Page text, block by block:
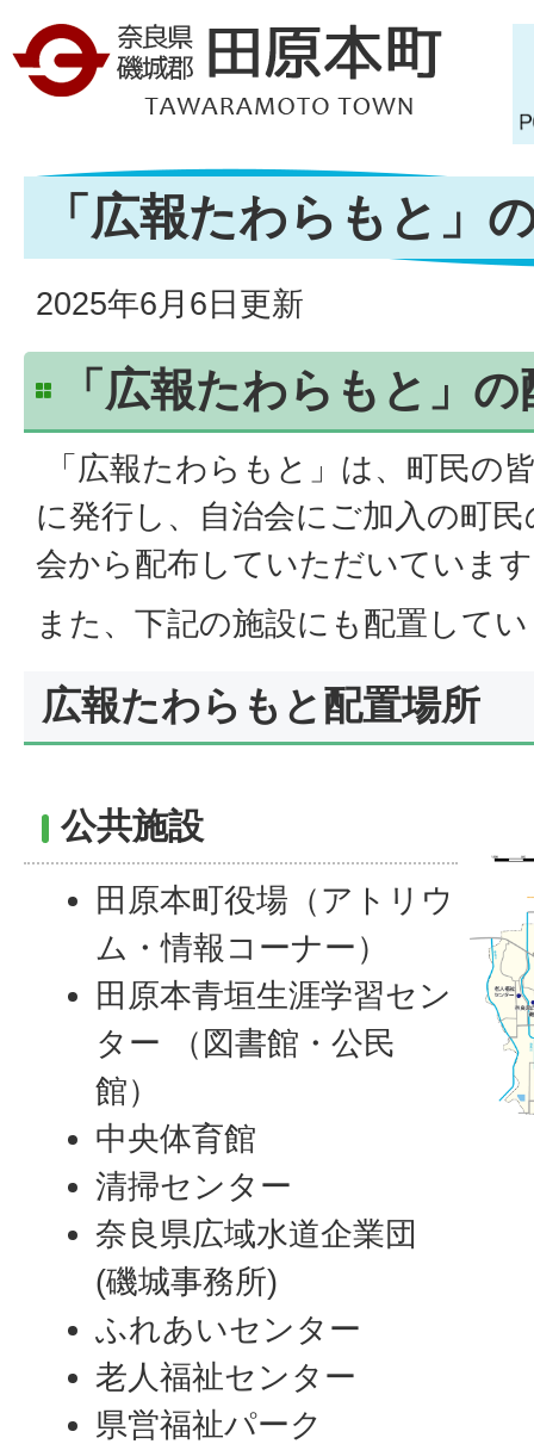
「広報たわらもと」
2025年6月6日更新
「広報たわらもと」
「広報たわらもと」は、町民の
に発行し、自治会にご加入の町
会から配布していただいていま
また、下記の施設にも配置して
広報たわらもと配置場所
公共施設
田原本町役場（アトリウ
ム・情報コーナー）
田原本青垣生涯学習セン
ター （図書館・公民
館）
中央体育館
清掃センター
奈良県広域水道企業団
(磯城事務所)
ふれあいセンター
老人福祉センター
県営福祉パーク